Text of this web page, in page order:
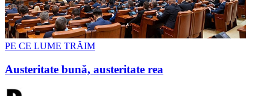
PE CE LUME TRĂIM
Austeritate bună, austeritate rea